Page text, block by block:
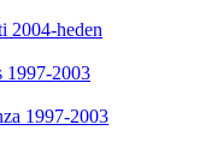
2004-heden
1997-2003
1997-2003